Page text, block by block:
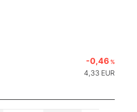
-0,46 %
4,33 EUR